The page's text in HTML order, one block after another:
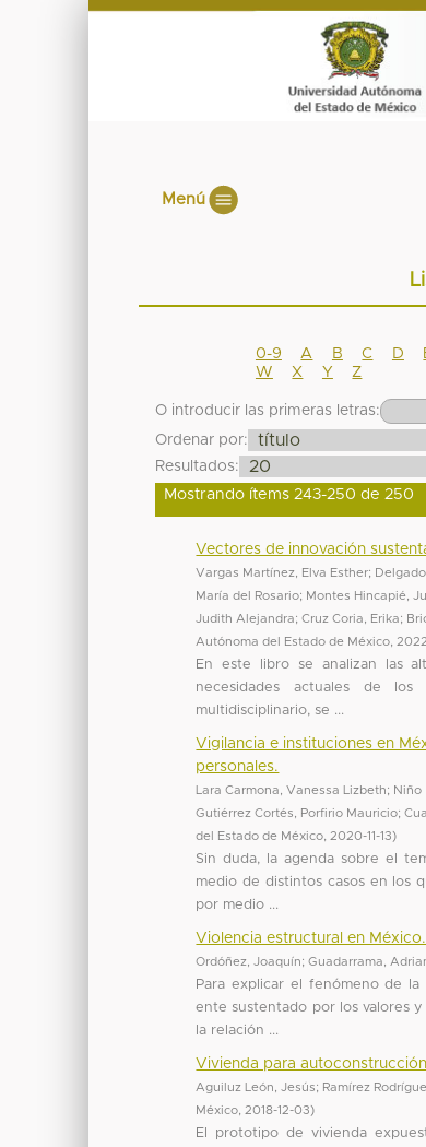
Menú
0-9 A B C D
W
X Y Z
O introducir las primeras letras:
Ordenar por:
Resultados:
Mostrando ítems 243-250 de 250
Vectores de innovación
Vargas Martínez, Elva Esther;
María del Rosario; Montes Hincapié,
Judith Alejandra;Cruz Coria, Erika;
Autónoma del Estado de México
En este libro se analizan las
necesidades actuales de los
multidisciplinario, se ...
Vigilancia e instituciones en
personales.
Lara Carmona, Vanessa Lizbeth; Niño
Gutiérrez Cortés, Porfirio Mauricio;
del Estado de México
2020-11-13)
Sin duda, la agenda sobre el
medio de distintos casos en los
por medio ...
Violencia estructural en
Ordóñez, Joaquín;Guadarrama,
Para explicar el fenómeno de
ente sustentado por los valores
la relación ...
Vivienda para
Aguiluz León, Jesús; Ramírez
México
2018-12-03)
El prototipo de vivienda